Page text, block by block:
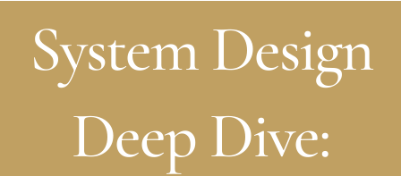
System Design
Deep Dive: